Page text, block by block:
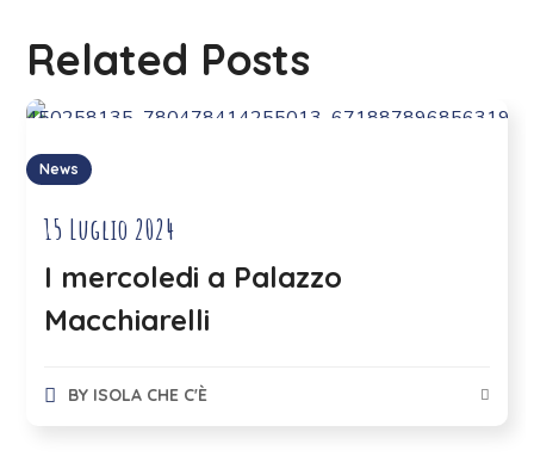
Related Posts
News
15 Luglio 2024
I mercoledi a Palazzo
Macchiarelli
BY ISOLA CHE C'È